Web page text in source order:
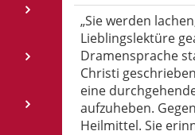
„Sie werden
Lieblingslektüre
Dramensprache
Christi
eine
aufzuheben.
Heilmittel. Sie